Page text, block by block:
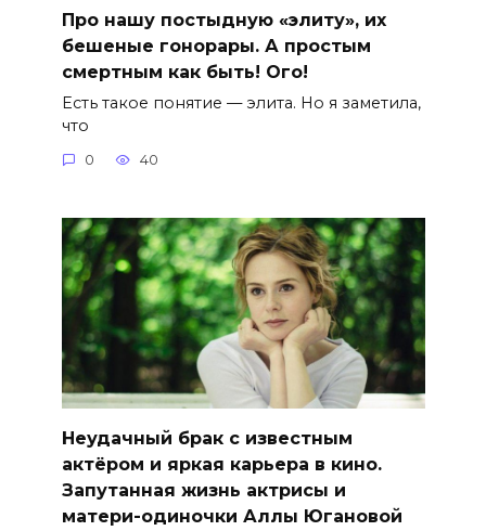
Про нашу постыдную «элиту», их
бешеные гонорары. А простым
смертным как быть! Ого!
Есть такое понятие — элита. Но я заметила,
что
0 40
Неудачный брак с известным
актёром и яркая карьера в кино.
Запутанная жизнь актрисы и
матери-одиночки Аллы Югановой